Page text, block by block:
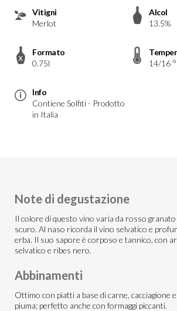
Vitigni
Merlot
Alcol
13.5%
Formato
0.75l
14/16
Info
Contiene Solfiti - Prodotto
in Italia
Note di degustazione
Il colore di questo vino varia da rosso
scuro. Al naso ricorda il vino selvatico e
erba. Il suo sapore è corposo e tannico, con
selvatico e ribes nero.
Abbinamenti
Ottimo con piatti a base di carne, cacciagione
piuma; perfetto anche con formaggi piccanti.